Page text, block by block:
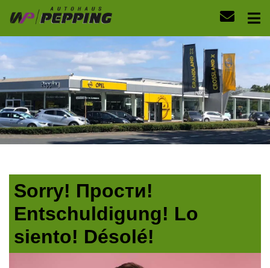
Sorry! Прости!
Entschuldigung! Lo
siento! Désolé!